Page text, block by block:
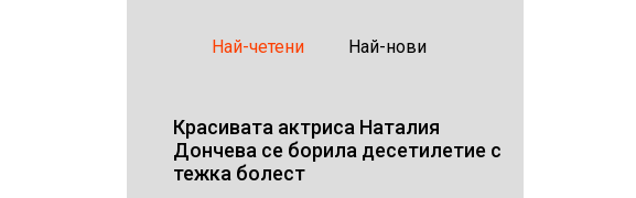
Най-четени Най-нови
Красивата актриса Наталия
Дончева се борила десетилетие с
тежка болест